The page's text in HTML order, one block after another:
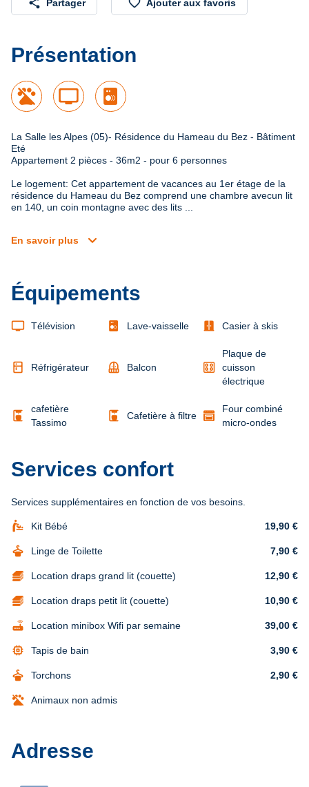
share Partager favorite_border Ajouter aux favoris
Présentation
tv
La Salle les Alpes (05)- Résidence du Hameau du Bez - Bâtiment
Eté
Appartement 2 pièces - 36m2 - pour 6 personnes
Le logement: Cet appartement de vacances au 1er étage de la
résidence du Hameau du Bez comprend une chambre avecun lit
en 140, un coin montagne avec des lits ...
En savoir plus expand_more
Équipements
tv Télévision Lave-vaisselle door_sliding Casier à skis
kitchen Réfrigérateur balcony Balcon
Plaque de
cuisson
électrique
coffee_maker
cafetière
Tassimo
coffee_maker Cafetière à filtre
Four combiné
micro-ondes
Services confort
Services supplémentaires en fonction de vos besoins.
baby_changing_station Kit Bébé 19,90 €
dry_cleaning Linge de Toilette 7,90 €
Location draps grand lit (couette) 12,90 €
Location draps petit lit (couette) 10,90 €
router Location minibox Wifi par semaine 39,00 €
memory Tapis de bain 3,90 €
dry_cleaning Torchons 2,90 €
Animaux non admis
Adresse